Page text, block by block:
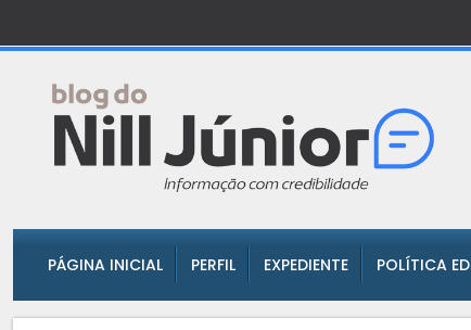
PÁGINA INICIAL PERFIL EXPEDIENTE POLÍTICA